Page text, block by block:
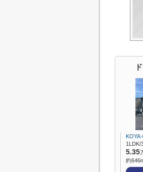
KOYA
1LDK/
5.35
約